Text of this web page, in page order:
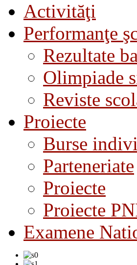
Activităţi
Performanţe
Rezultate
Olimpiade
Reviste
Proiecte
Burse
Parteneriate
Proiecte
Proiecte
Examene